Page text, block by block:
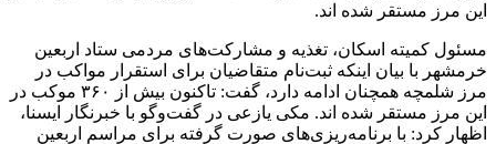
این مرز مستقر شده اند.
مسئول کمیته اسکان، تغذیه و مشارکت‌های مردمی ستاد اربعین
خرمشهر با بیان اینکه ثبت‌نام متقاضیان برای استقرار مواکب در
مرز شلمچه همچنان ادامه دارد، گفت: تاکنون بیش از ۳۶۰ موکب در
این مرز مستقر شده اند. مکی یازعی در گفت‌وگو با خبرنگار ایسنا،
اظهار کرد: با برنامه‌ریزی‌های صورت گرفته برای مراسم اربعین